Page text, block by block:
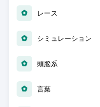
レース
シミュレーション
頭脳系
言葉